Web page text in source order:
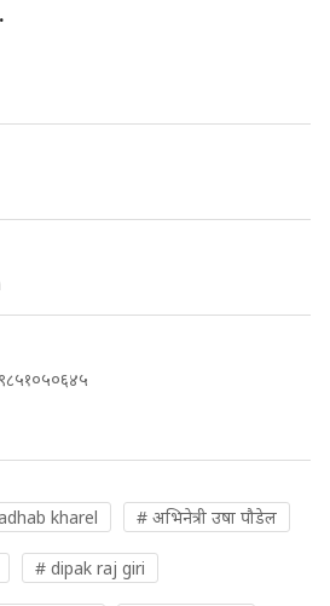
kharel # अभिनेत्री उषा पौडेल
# dipak raj giri